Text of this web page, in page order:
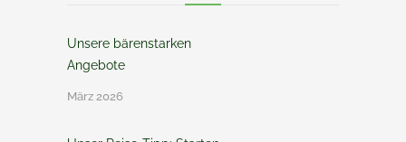
Unsere bärenstarken
Angebote
März 2026